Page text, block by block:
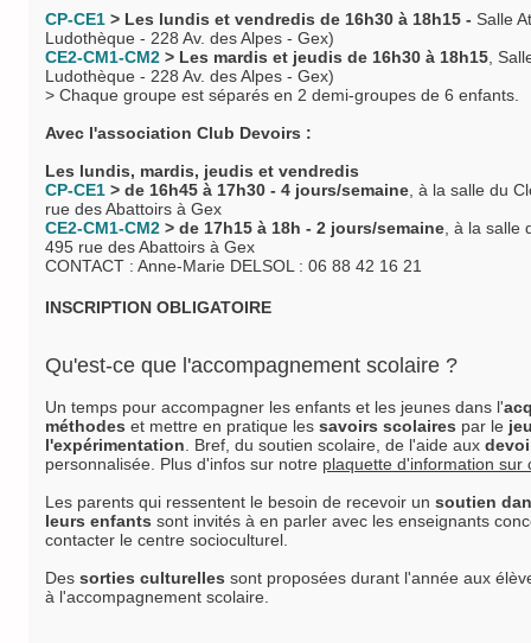
CP-CE1 > Les lundis et vendredis de 16h30 à 18h15 - Salle
Ludothèque - 228 Av. des Alpes - Gex)
CE2-CM1-CM2 > Les mardis et jeudis de 16h30 à 18h15
Ludothèque - 228 Av. des Alpes - Gex)
> Chaque groupe est séparés en 2 demi-groupes de 6 enfants.
Avec l'association Club Devoirs :
Les lundis, mardis, jeudis et vendredis
CP-CE1 > de 16h45 à 17h30 - 4 jours/semaine , à la salle du
rue des Abattoirs à Gex
CE2-CM1-CM2 > de 17h15 à 18h - 2 jours/semaine , à la salle
495 rue des Abattoirs à Gex
CONTACT : Anne-Marie DELSOL : 06 88 42 16 21
INSCRIPTION OBLIGATOIRE
Qu'est-ce que l'accompagnement scolaire ?
Un temps pour accompagner les enfants et les jeunes dans l'
méthodes et mettre en pratique les savoirs scolaires par le
l'expérimentation . Bref, du soutien scolaire, de l'aide aux
personnalisée. Plus d'infos sur notre plaquette d'information sur
Les parents qui ressentent le besoin de recevoir un soutien
leurs enfants sont invités à en parler avec les enseignants
contacter le centre socioculturel.
Des sorties culturelles sont proposées durant l'année aux
à l'accompagnement scolaire.